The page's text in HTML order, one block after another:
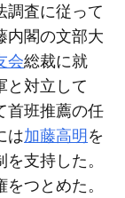
調査に従って
内閣の文部大
会総裁に就
と対立して
首班推薦の任
は加藤高明 を
支持した。
つとめた。